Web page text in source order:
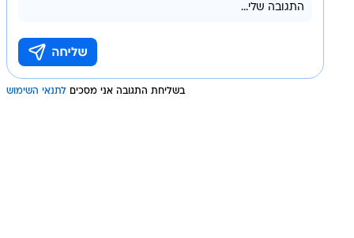
בשליחת התגובה אני מסכים לתנאי השימוש